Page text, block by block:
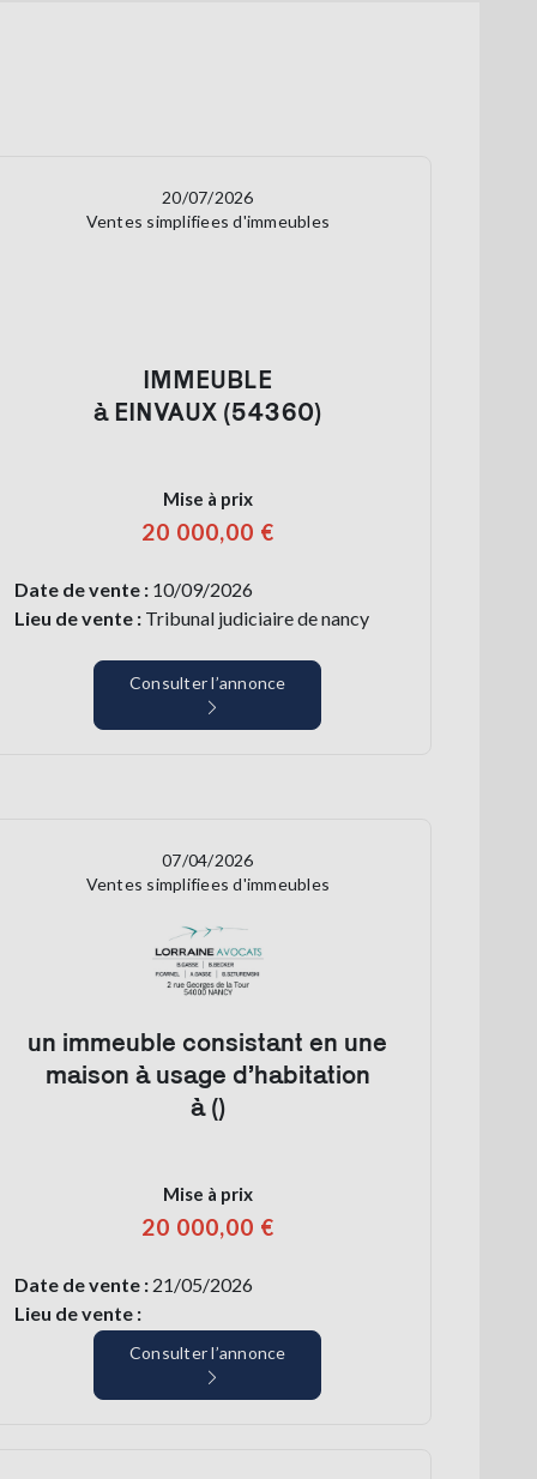
20/07/2026
Ventes simplifiees d'immeubles
IMMEUBLE
à EINVAUX (54360)
Mise à prix
20 000,00 €
Date de vente : 10/09/2026
Lieu de vente :Tribunal judiciaire de nancy
Consulter l’annonce
07/04/2026
Ventes simplifiees d'immeubles
un immeuble consistant en une
maison à usage d’habitation
à ()
Mise à prix
20 000,00 €
Date de vente : 21/05/2026
Lieu de vente :
Consulter l’annonce